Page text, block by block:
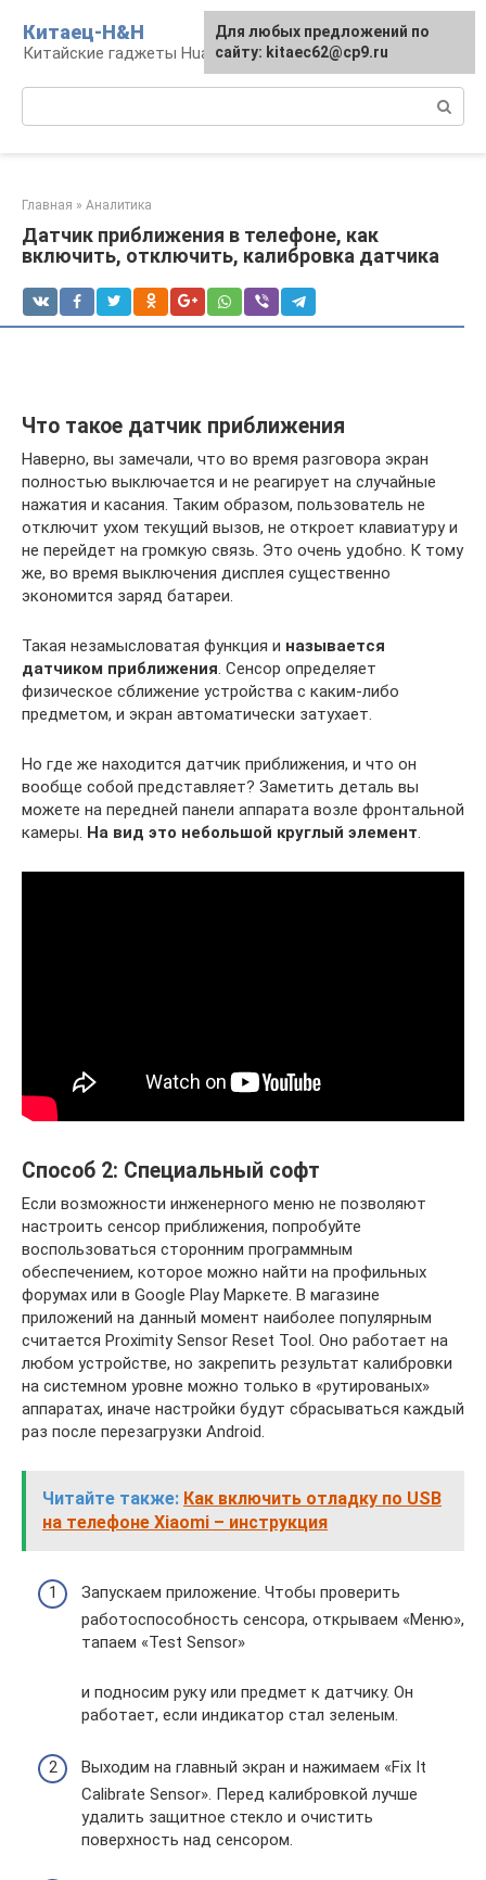
контенту
Китаец-H&H
Китайские гаджеты Huawei и Honor
Главная » Аналитика
Датчик приближения в телефоне, как
включить, отключить, калибровка датчика
Что такое датчик приближения
Наверно, вы замечали, что во время разговора экран
полностью выключается и не реагирует на случайные
нажатия и касания. Таким образом, пользователь не
отключит ухом текущий вызов, не откроет клавиатуру и
не перейдет на громкую связь. Это очень удобно. К тому
же, во время выключения дисплея существенно
экономится заряд батареи.
Такая незамысловатая функция и называется
датчиком приближения. Сенсор определяет
физическое сближение устройства с каким-либо
предметом, и экран автоматически затухает.
Но где же находится датчик приближения, и что он
вообще собой представляет? Заметить деталь вы
можете на передней панели аппарата возле фронтальной
камеры. На вид это небольшой круглый элемент.
Способ 2: Специальный софт
Если возможности инженерного меню не позволяют
настроить сенсор приближения, попробуйте
воспользоваться сторонним программным
обеспечением, которое можно найти на профильных
форумах или в Google Play Маркете. В магазине
приложений на данный момент наиболее популярным
считается Proximity Sensor Reset Tool. Оно работает на
любом устройстве, но закрепить результат калибровки
на системном уровне можно только в «рутированых»
аппаратах, иначе настройки будут сбрасываться каждый
раз после перезагрузки Android.
Читайте также: Как включить отладку по USB
на телефоне Xiaomi – инструкция
Запускаем приложение. Чтобы проверить
работоспособность сенсора, открываем «Меню»,
тапаем «Test Sensor»
и подносим руку или предмет к датчику. Он
работает, если индикатор стал зеленым.
Выходим на главный экран и нажимаем «Fix It
Calibrate Sensor». Перед калибровкой лучше
удалить защитное стекло и очистить
поверхность над сенсором.
Для любых предложений по
сайту: kitaec62@cp9.ru